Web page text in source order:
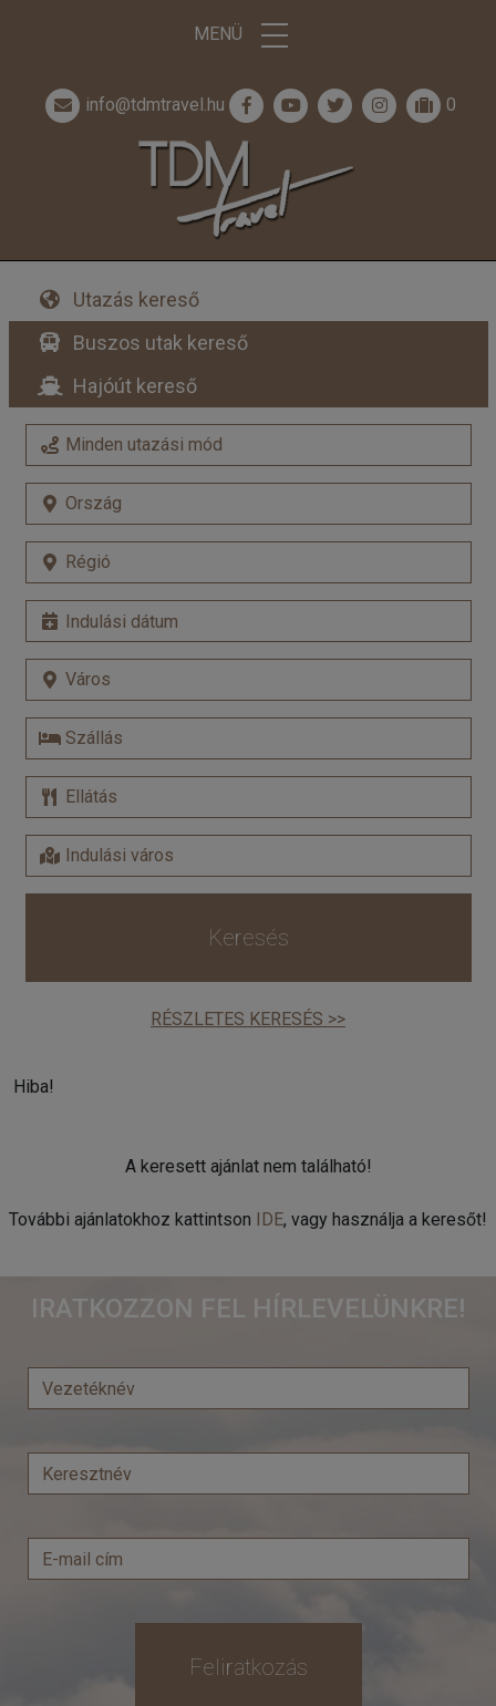
MENÜ
info@tdmtravel.hu 0
Utazás kereső
Buszos utak kereső
Hajóút kereső
Keresés
RÉSZLETES KERESÉS >>
Hiba!
A keresett ajánlat nem található!
További ajánlatokhoz kattintson IDE, vagy használja a keresőt!
IRATKOZZON FEL HÍRLEVELÜNKRE!
Feliratkozás